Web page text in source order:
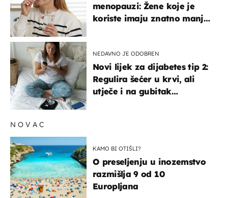
menopauzi: Žene koje je
koriste imaju znatno manji
NEDAVNO JE ODOBREN
Novi lijek za dijabetes tip 2:
Regulira šećer u krvi, ali
utječe i na gubitak
NOVAC
KAMO BI OTIŠLI?
O preseljenju u inozemstvo
razmišlja 9 od 10
Europljana